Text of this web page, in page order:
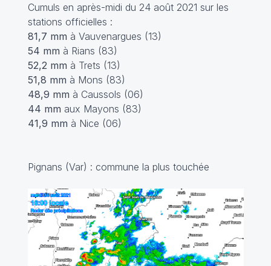
Cumuls en après-midi du 24 août 2021 sur les
stations officielles :
81,7 mm à Vauvenargues (13)
54 mm à Rians (83)
52,2 mm à Trets (13)
51,8 mm à Mons (83)
48,9 mm à Caussols (06)
44 mm aux Mayons (83)
41,9 mm à Nice (06)
Pignans (Var) : commune la plus touchée